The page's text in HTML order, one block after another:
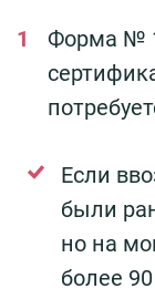
Форма №
Если
были
но на
более